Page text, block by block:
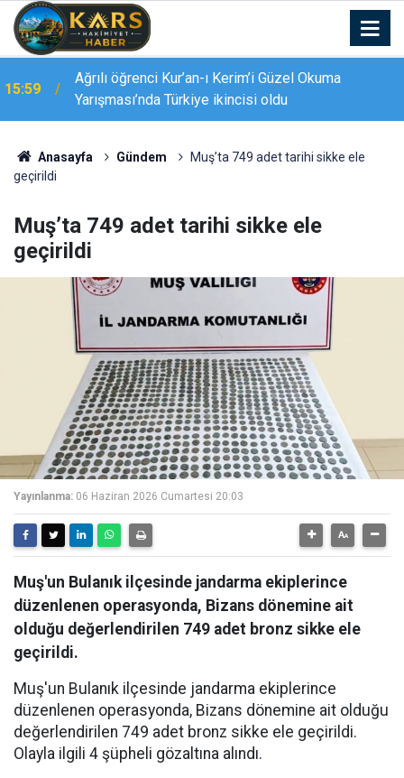
15:59
Ağrılı öğrenci Kur’an-ı Kerim’i Güzel Okuma
15:38 Palandöken’de yaz kursu coşkusu
Anasayfa Gündem
Muş’ta 749 adet tarihi sikke ele
geçirildi
Muş’ta 749 adet tarihi sikke ele
geçirildi
Yayınlanma: 06 Haziran 2026 Cumartesi 20:03
Muş'un Bulanık ilçesinde jandarma ekiplerince
düzenlenen operasyonda, Bizans dönemine ait
olduğu değerlendirilen 749 adet bronz sikke ele
geçirildi.
Muş'un Bulanık ilçesinde jandarma ekiplerince
düzenlenen operasyonda, Bizans dönemine ait olduğu
değerlendirilen 749 adet bronz sikke ele geçirildi.
Olayla ilgili 4 şüpheli gözaltına alındı.